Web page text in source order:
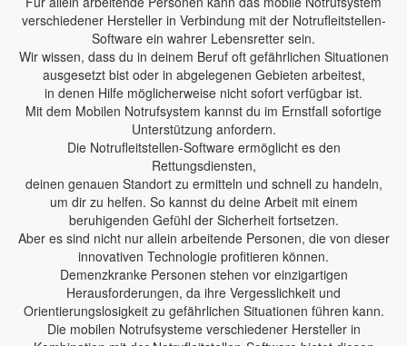
verschiedener Hersteller in Verbindung mit der Notrufleitstellen-
Software ein wahrer Lebensretter sein.
Wir wissen, dass du in deinem Beruf oft gefährlichen Situationen
ausgesetzt bist oder in abgelegenen Gebieten arbeitest,
in denen Hilfe möglicherweise nicht sofort verfügbar ist.
Mit dem Mobilen Notrufsystem kannst du im Ernstfall sofortige
Unterstützung anfordern.
Die Notrufleitstellen-Software ermöglicht es den
Rettungsdiensten,
deinen genauen Standort zu ermitteln und schnell zu handeln,
um dir zu helfen. So kannst du deine Arbeit mit einem
beruhigenden Gefühl der Sicherheit fortsetzen.
Aber es sind nicht nur allein arbeitende Personen, die von dieser
innovativen Technologie profitieren können.
Demenzkranke Personen stehen vor einzigartigen
Herausforderungen, da ihre Vergesslichkeit und
Orientierungslosigkeit zu gefährlichen Situationen führen kann.
Die mobilen Notrufsysteme verschiedener Hersteller in